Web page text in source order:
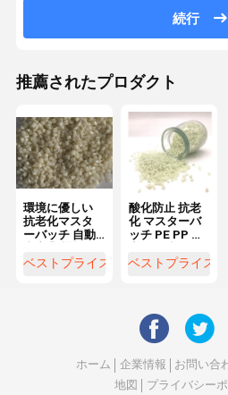
続行
推薦されたプロダクト
環境に優しい
抗老化マスタ
ーバッチ 自動
なマスターバ
ベストプライス
酸化防止 抗老
化 マスターバ
ッチ PE PP 美
ベストプライス
ホーム 企業情報 お問い合
地図
プライバシー